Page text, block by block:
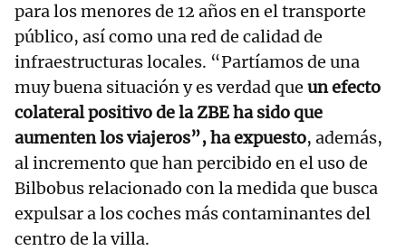
para los menores de 12 años en el transporte
público, así como una red de calidad de
infraestructuras locales. “Partíamos de una
muy buena situación y es verdad que un efecto
colateral positivo de la ZBE ha sido que
aumenten los viajeros”, ha expuesto, además,
al incremento que han percibido en el uso de
Bilbobus relacionado con la medida que busca
expulsar a los coches más contaminantes del
centro de la villa.